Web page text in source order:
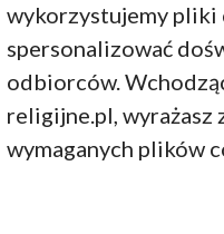
wykorzystujemy pliki
spersonalizować
odbiorców.
religijne.pl, wyrażasz
wymaganych plików